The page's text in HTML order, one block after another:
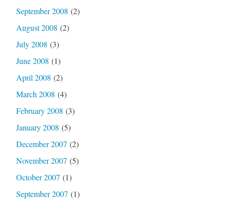
September 2008 (2)
August 2008 (2)
July 2008 (3)
June 2008 (1)
April 2008 (2)
March 2008 (4)
February 2008 (3)
January 2008 (5)
December 2007 (2)
November 2007 (5)
October 2007 (1)
September 2007 (1)